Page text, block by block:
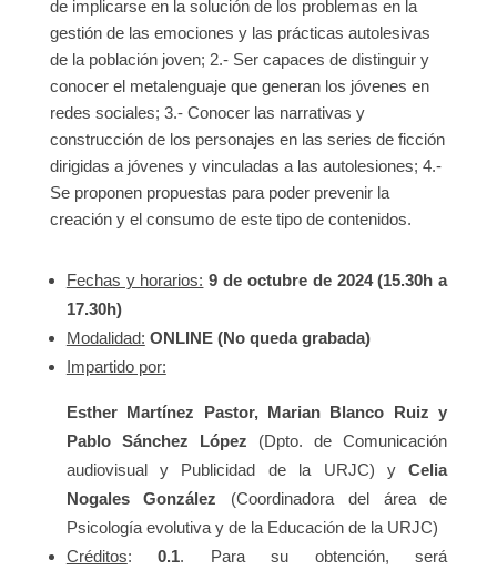
de implicarse en la solución de los problemas en la
gestión de las emociones y las prácticas autolesivas
de la población joven; 2.- Ser capaces de distinguir y
conocer el metalenguaje que generan los jóvenes en
redes sociales; 3.- Conocer las narrativas y
construcción de los personajes en las series de ficción
dirigidas a jóvenes y vinculadas a las autolesiones; 4.-
Se proponen propuestas para poder prevenir la
creación y el consumo de este tipo de contenidos.
Fechas y horarios: 9 de octubre de 2024 (15.30h a
17.30h)
Modalidad: ONLINE (No queda grabada)
Impartido por:
Esther Martínez Pastor, Marian Blanco Ruiz y
Pablo Sánchez López (Dpto. de Comunicación
audiovisual y Publicidad de la URJC) yCelia
Nogales González (Coordinadora del área de
Psicología evolutiva y de la Educación de la URJC)
Créditos: 0.1. Para su obtención, será